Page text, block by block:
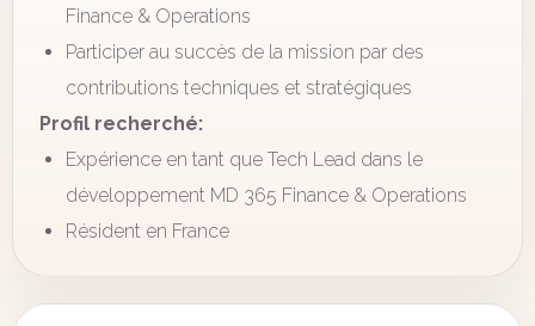
Finance & Operations
Participer au succès de la mission par des
contributions techniques et stratégiques
Profil recherché:
Expérience en tant que Tech Lead dans le
développement MD 365 Finance & Operations
Résident en France